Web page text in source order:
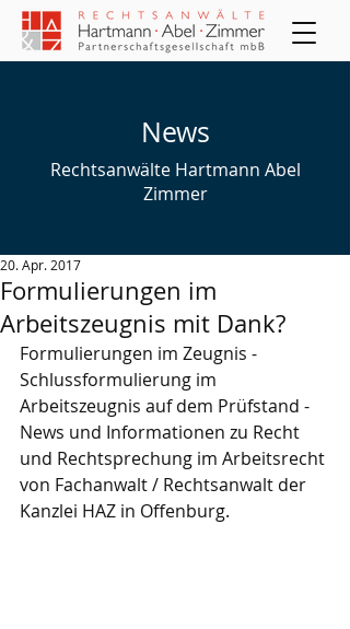
News
Rechtsanwälte Hartmann Abel
Zimmer
Formulierungen im
Arbeitszeugnis mit Dank?
20. Apr. 2017
Formulierungen im Zeugnis -
Schlussformulierung im
Arbeitszeugnis auf dem Prüfstand -
News und Informationen zu Recht
und Rechtsprechung im Arbeitsrecht
von Fachanwalt / Rechtsanwalt der
Kanzlei HAZ in Offenburg.